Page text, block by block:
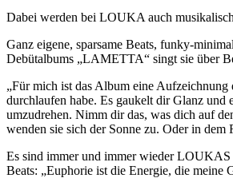
Dabei werden bei LOUKA auch
Ganz eigene, sparsame Beats, funky-
Debütalbums „LAMETTA“ singt sie über
„Für mich ist das Album eine Aufzeichnung
durchlaufen habe. Es gaukelt dir Glanz und
umzudrehen. Nimm dir das, was dich auf
wenden sie sich der Sonne zu. Oder in
Es sind immer und immer wieder LOUKAS
Beats: „Euphorie ist die Energie, die meine